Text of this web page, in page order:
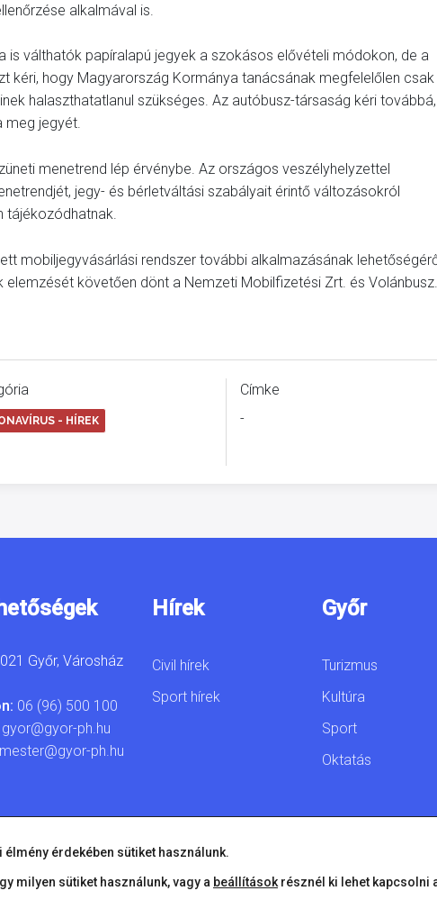
alkalmával is.
is válthatók papíralapú jegyek a szokásos elővételi módokon, de a
kéri, hogy Magyarország Kormánya tanácsának megfelelőlen
halaszthatatlanul szükséges. Az autóbusz-társaság kéri továbbá,
meg jegyét.
menetrend lép érvénybe. Az országos veszélyhelyzettel
jegy- és bérletváltási szabályait érintő változásokról
tájékozódhatnak.
mobiljegyvásárlási rendszer további alkalmazásának
követően dönt a Nemzeti Mobilfizetési Zrt. és
- HÍREK
Címke
-
Győr, Városház
06 (96) 500 100
gyor@gyor-ph.hu
ph.hu
Hírek
Civil hírek
Sport hírek
Győr
Turizmus
Kultúra
Sport
Oktatás
érdekében sütiket használunk.
milyen sütiket használunk, vagy a beállítások résznél ki lehet kapcsolni